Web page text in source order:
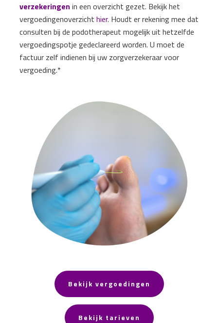
verzekeringen in een overzicht gezet. Bekijk het
vergoedingenoverzicht hier. Houdt er rekening mee dat
consulten bij de podotherapeut mogelijk uit hetzelfde
vergoedingspotje gedeclareerd worden. U moet de
factuur zelf indienen bij uw zorgverzekeraar voor
vergoeding.*
Bekijk vergoedingen
Bekijk tarieven